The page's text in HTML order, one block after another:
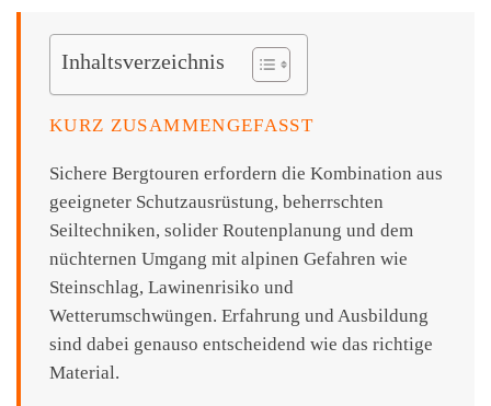
Inhaltsverzeichnis
KURZ ZUSAMMENGEFASST
Sichere Bergtouren erfordern die Kombination aus
geeigneter Schutzausrüstung, beherrschten
Seiltechniken, solider Routenplanung und dem
nüchternen Umgang mit alpinen Gefahren wie
Steinschlag, Lawinenrisiko und
Wetterumschwüngen. Erfahrung und Ausbildung
sind dabei genauso entscheidend wie das richtige
Material.